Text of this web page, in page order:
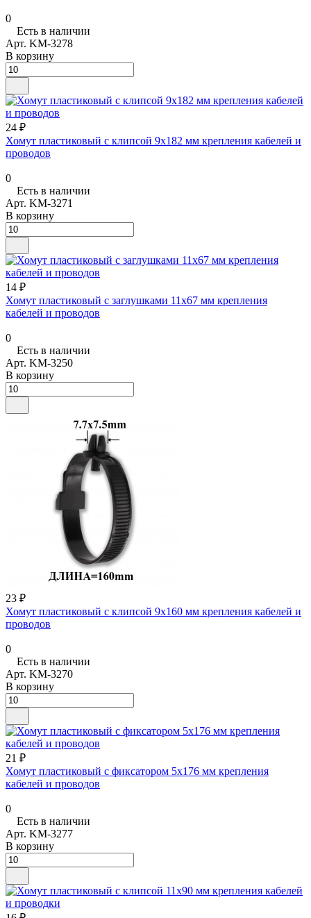
0
Есть в наличии
Арт. KM-3278
В корзину
24 ₽
Хомут пластиковый с клипсой 9х182 мм крепления кабелей и
проводов
0
Есть в наличии
Арт. KM-3271
В корзину
14 ₽
Хомут пластиковый с заглушками 11х67 мм крепления
кабелей и проводов
0
Есть в наличии
Арт. KM-3250
В корзину
23 ₽
Хомут пластиковый с клипсой 9х160 мм крепления кабелей и
проводов
0
Есть в наличии
Арт. KM-3270
В корзину
21 ₽
Хомут пластиковый с фиксатором 5х176 мм крепления
кабелей и проводов
0
Есть в наличии
Арт. KM-3277
В корзину